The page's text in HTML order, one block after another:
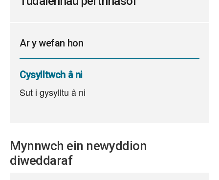
Ar y wefan hon
Cysylltwch â ni
Sut i gysylltu â ni
Mynnwch ein newyddion
diweddaraf